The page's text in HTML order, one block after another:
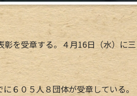
を受章する。４月16日（水）に三
６０５人８団体が受章している。